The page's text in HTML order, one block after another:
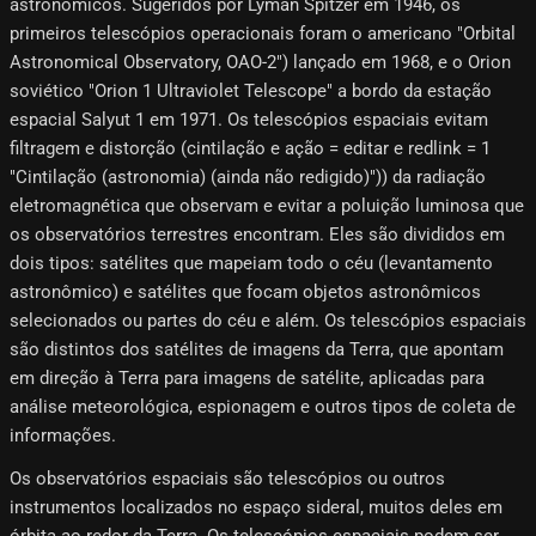
astronômicos. Sugeridos por Lyman Spitzer em 1946, os
primeiros telescópios operacionais foram o americano "Orbital
Astronomical Observatory, OAO-2") lançado em 1968, e o Orion
soviético "Orion 1 Ultraviolet Telescope" a bordo da estação
espacial Salyut 1 em 1971. Os telescópios espaciais evitam
filtragem e distorção (cintilação e ação = editar e redlink = 1
"Cintilação (astronomia) (ainda não redigido)")) da radiação
eletromagnética que observam e evitar a poluição luminosa que
os observatórios terrestres encontram. Eles são divididos em
dois tipos: satélites que mapeiam todo o céu (levantamento
astronômico) e satélites que focam objetos astronômicos
selecionados ou partes do céu e além. Os telescópios espaciais
são distintos dos satélites de imagens da Terra, que apontam
em direção à Terra para imagens de satélite, aplicadas para
análise meteorológica, espionagem e outros tipos de coleta de
informações.
Os observatórios espaciais são telescópios ou outros
instrumentos localizados no espaço sideral, muitos deles em